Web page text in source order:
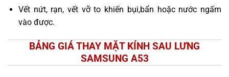
Vết nứt, rạn, vết vỡ to khiến bụi,bẩn hoặc nước ngấm
vào được.
BẢNG GIÁ THAY MẶT KÍNH SAU LƯNG
SAMSUNG A53